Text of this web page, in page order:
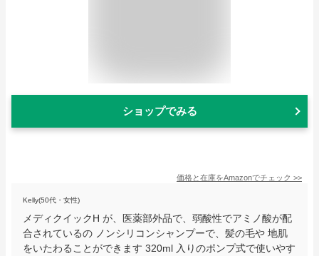
ショップでみる
価格と在庫をAmazonでチェック >>
Kelly(50代・女性)
メディクイックH が、医薬部外品で、弱酸性でアミノ酸が配
合されているの ノンシリコンシャンプーで、髪の毛や 地肌
をいたわることができます 320ml 入りのポンプ式で使いやす